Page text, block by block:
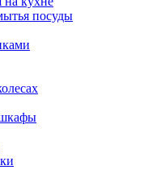
посуды